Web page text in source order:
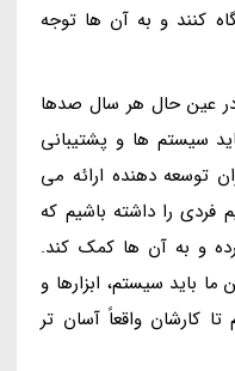
کنند و به آن ها توجه
در عین حال هر سال صدها
سیستم ها و پشتیبانی
توسعه دهنده ارائه می
فردی را داشته باشیم که
و به آن ها کمک کند.
ما باید سیستم، ابزارها و
کارشان واقعاً آسان تر